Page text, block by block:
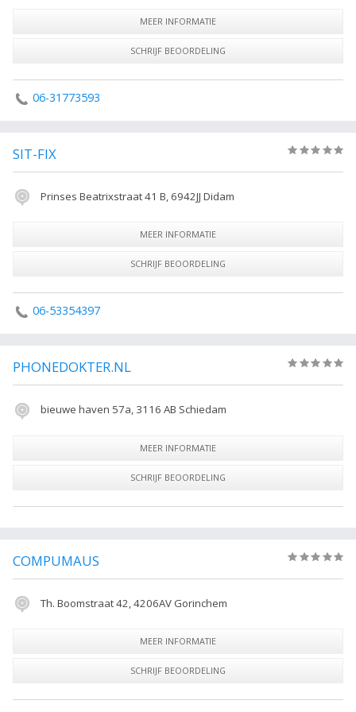
MEER INFORMATIE
SCHRIJF BEOORDELING
06-31773593
SIT-FIX
Prinses Beatrixstraat 41 B, 6942JJ Didam
MEER INFORMATIE
SCHRIJF BEOORDELING
06-53354397
PHONEDOKTER.NL
bieuwe haven 57a, 3116 AB Schiedam
MEER INFORMATIE
SCHRIJF BEOORDELING
COMPUMAUS
Th. Boomstraat 42, 4206AV Gorinchem
MEER INFORMATIE
SCHRIJF BEOORDELING